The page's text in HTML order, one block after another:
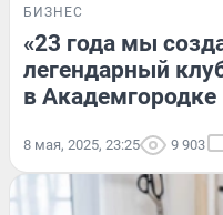
БИЗНЕС
«23 года мы
легендарный
в Академгородке
8 мая, 2025, 23:25 9 903